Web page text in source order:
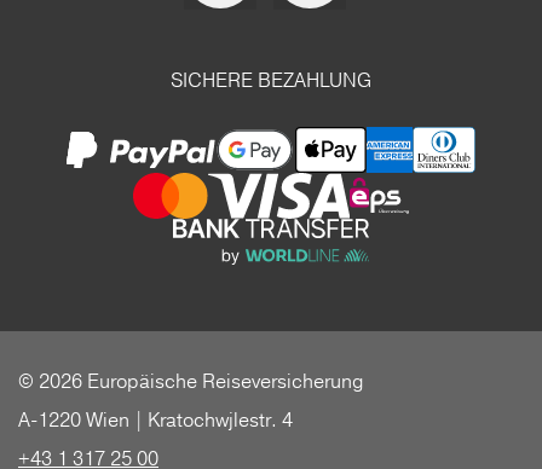
SICHERE BEZAHLUNG
© 2026 Europäische Reiseversicherung
A-1220 Wien | Kratochwjlestr. 4
+43 1 317 25 00